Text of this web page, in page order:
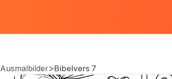
Ausmalbilder>Bibelvers 7